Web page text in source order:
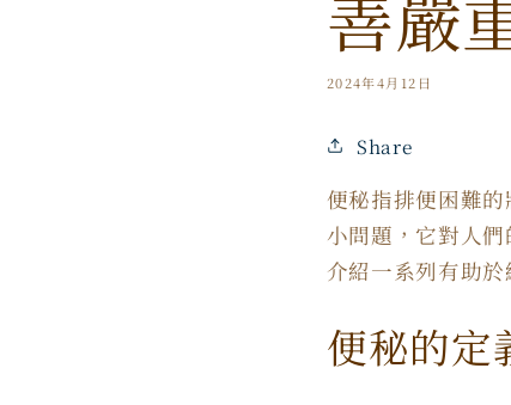
2024年4月12日
Share
便秘指排便困難
小問題，它對人
介紹一系列有助
便秘的